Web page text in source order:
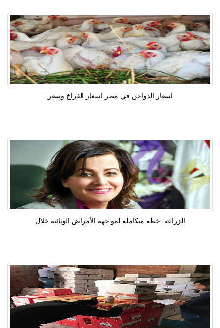
اسعار الدواجن في مصر اسعار الفراخ وسعر
الزراعة: خطة متكاملة لمواجهة الأمراض الوبائية خلال